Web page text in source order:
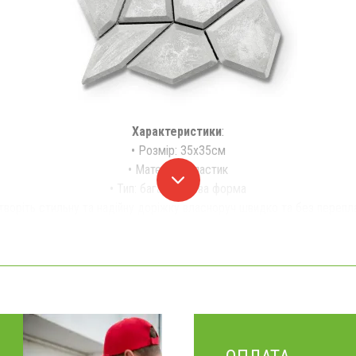
Характеристики:
• Розмір: 35х35см
• Матеріал: пластик
• Тип: багаторазова форма